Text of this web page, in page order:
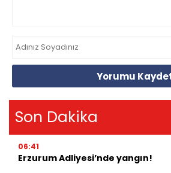
Yorumu
Son Dakika
06:41
Erzurum Adliyesi’nde yangın!